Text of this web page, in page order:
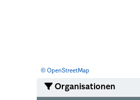
© OpenStreetMap
Organisationen